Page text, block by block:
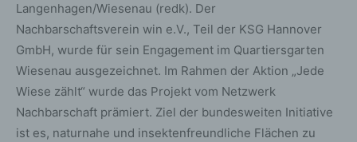
Langenhagen/Wiesenau (redk). Der
Nachbarschaftsverein win e.V., Teil der KSG Hannover
GmbH, wurde für sein Engagement im Quartiersgarten
Wiesenau ausgezeichnet. Im Rahmen der Aktion „Jede
Wiese zählt“ wurde das Projekt vom Netzwerk
Nachbarschaft prämiert. Ziel der bundesweiten Initiative
ist es, naturnahe und insektenfreundliche Flächen zu